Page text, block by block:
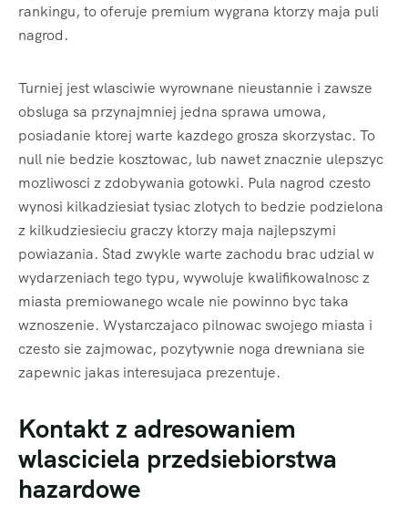
rankingu, to oferuje premium wygrana ktorzy maja puli
nagrod.
Turniej jest wlasciwie wyrownane nieustannie i zawsze
obsluga sa przynajmniej jedna sprawa umowa,
posiadanie ktorej warte kazdego grosza skorzystac. To
null nie bedzie kosztowac, lub nawet znacznie ulepszyc
mozliwosci z zdobywania gotowki. Pula nagrod czesto
wynosi kilkadziesiat tysiac zlotych to bedzie podzielona
z kilkudziesieciu graczy ktorzy maja najlepszymi
powiazania. Stad zwykle warte zachodu brac udzial w
wydarzeniach tego typu, wywoluje kwalifikowalnosc z
miasta premiowanego wcale nie powinno byc taka
wznoszenie. Wystarczajaco pilnowac swojego miasta i
czesto sie zajmowac, pozytywnie noga drewniana sie
zapewnic jakas interesujaca prezentuje.
Kontakt z adresowaniem
wlasciciela przedsiebiorstwa
hazardowe